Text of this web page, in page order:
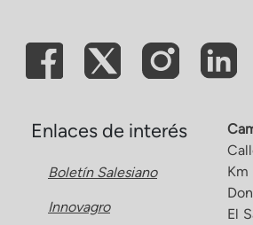
Enlaces de interés
Boletín Salesiano
Innovagro
El